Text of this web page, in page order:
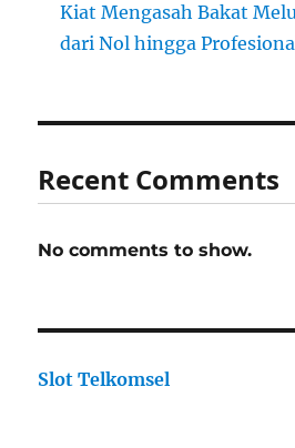
Kiat Mengasah Bakat
dari Nol hingga
Recent Comments
No comments to show.
Slot Telkomsel